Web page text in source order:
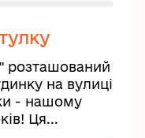
розташований
на вулиці
- нашому
Ця...